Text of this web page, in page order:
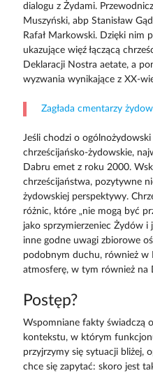
dialogu z Żydami.
Muszyński, abp Stanisław
Rafał Markowski. Dzięki nim
ukazujące więź łączącą
Deklaracji Nostra aetate, a
wyzwania wynikające z XX-
Zagłada cmentarzy
Jeśli chodzi o
chrześcijańsko-żydowskie,
Dabru emet z roku 2000.
chrześcijaństwa, pozytywne
żydowskiej perspektywy.
różnic, które „nie mogą być
jako sprzymierzeniec Żydów i
inne godne uwagi zbiorowe
podobnym duchu, również w
atmosferę, w tym również na
Postęp?
Wspomniane fakty świadczą
kontekstu, w którym
przyjrzymy się sytuacji bliżej,
chce się zapytać: skoro jest